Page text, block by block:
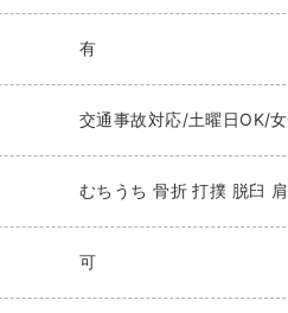
有
交通事故対応/土曜日OK/
むちうち 骨折 打撲 脱臼
可